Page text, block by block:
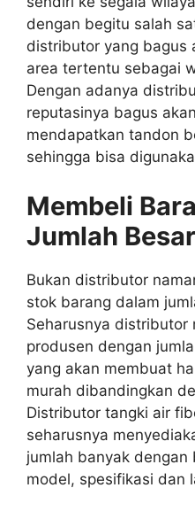
dengan begitu salah
distributor yang bagus
area tertentu sebagai
Dengan adanya
reputasinya bagus
mendapatkan tandon
sehingga bisa
Membeli
Jumlah Besar
Bukan distributor
stok barang dalam
Seharusnya distributor
produsen dengan
yang akan membuat
murah dibandingkan
Distributor tangki air
seharusnya
jumlah banyak dengan
model, spesifikasi dan